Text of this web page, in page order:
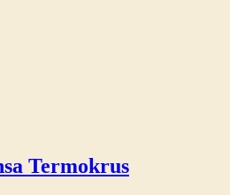
Termokrus